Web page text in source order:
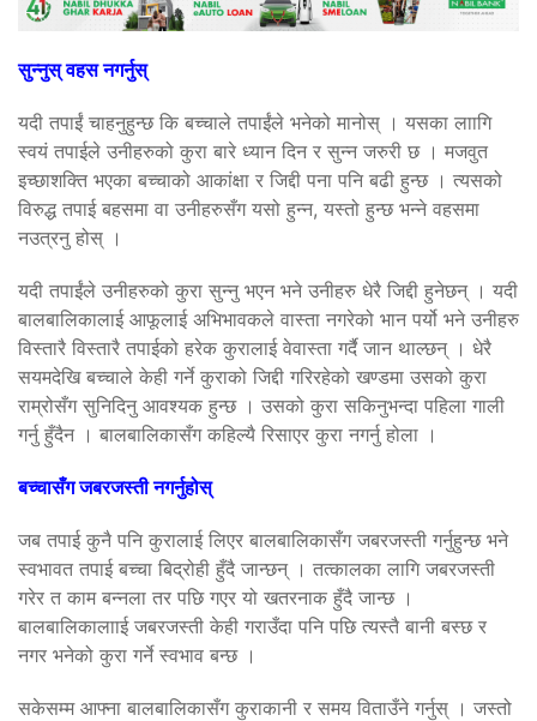
सुन्नुस् वहस नगर्नुस्
यदी तपाईं चाहनुहुन्छ कि बच्चाले तपाईंले भनेको मानोस् । यसका लाागि
स्वयं तपाईले उनीहरुको कुरा बारे ध्यान दिन र सुन्न जरुरी छ । मजवुत
इच्छाशक्ति भएका बच्चाको आकांक्षा र जिद्दी पना पनि बढी हुन्छ । त्यसको
विरुद्ध तपाई बहसमा वा उनीहरुसँग यसो हुन्न, यस्तो हुन्छ भन्ने वहसमा
नउत्रनु होस् ।
यदी तपाईंले उनीहरुको कुरा सुन्नु भएन भने उनीहरु धेरै जिद्दी हुनेछन् । यदी
बालबालिकालाई आफूलाई अभिभावकले वास्ता नगरेको भान पर्यो भने उनीहरु
विस्तारै विस्तारै तपाईको हरेक कुरालाई वेवास्ता गर्दै जान थाल्छन् । धेरै
सयमदेखि बच्चाले केही गर्ने कुराको जिद्दी गरिरहेको खण्डमा उसको कुरा
राम्रोसँग सुनिदिनु आवश्यक हुन्छ । उसको कुरा सकिनुभन्दा पहिला गाली
गर्नु हुँदैन । बालबालिकासँग कहिल्यै रिसाएर कुरा नगर्नु होला ।
बच्चासँग जबरजस्ती नगर्नुहोस्
जब तपाई कुनै पनि कुरालाई लिएर बालबालिकासँग जबरजस्ती गर्नुहुन्छ भने
स्वभावत तपाई बच्चा बिद्रोही हुँदै जान्छन् । तत्कालका लागि जबरजस्ती
गरेर त काम बन्नला तर पछि गएर यो खतरनाक हुँदै जान्छ ।
बालबालिकालााई जबरजस्ती केही गराउँदा पनि पछि त्यस्तै बानी बस्छ र
नगर भनेको कुरा गर्ने स्वभाव बन्छ ।
सकेसम्म आफ्ना बालबालिकासँग कुराकानी र समय विताउँने गर्नुस् । जस्तो